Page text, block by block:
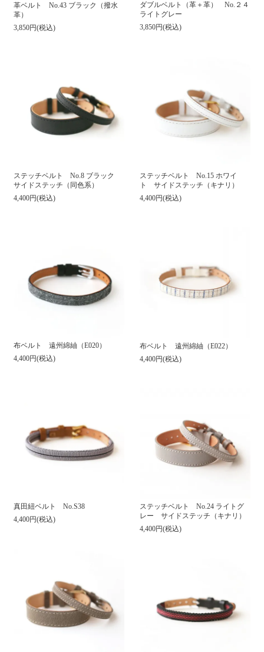
革ベルト No.43 ブラック（撥水
革）
3,850円(税込)
ダブルベルト（革＋革） No.２４
ライトグレー
3,850円(税込)
ステッチベルト No.8 ブラック
サイドステッチ（同色系）
4,400円(税込)
ステッチベルト No.15 ホワイ
ト サイドステッチ（キナリ）
4,400円(税込)
布ベルト 遠州綿紬（E020）
4,400円(税込)
布ベルト 遠州綿紬（E022）
4,400円(税込)
真田紐ベルト No.S38
4,400円(税込)
ステッチベルト No.24 ライトグ
レー サイドステッチ（キナリ）
4,400円(税込)